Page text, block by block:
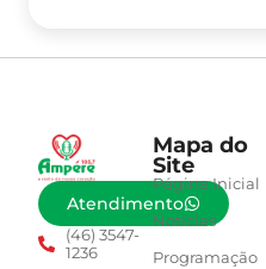
Atendimento
(46) 3547-
1236
Mapa do
Site
Página Inicial
Notícias
Programação